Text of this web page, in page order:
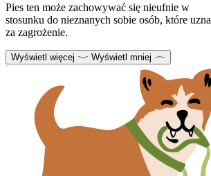
Pies ten może zachowywać się nieufnie w
stosunku do nieznanych sobie osób, które uzna
za zagrożenie.
Wyświetl więcej Wyświetl mniej